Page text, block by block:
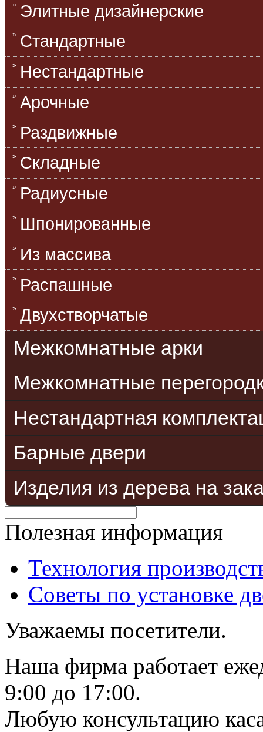
Элитные дизайнерские
Стандартные
Нестандартные
Арочные
Раздвижные
Складные
Радиусные
Шпонированные
Из массива
Распашные
Двухстворчатые
Межкомнатные арки
Межкомнатные
Нестандартная
Барные двери
Изделия из дерева на
Полезная информация
Технология
Советы по установке
Уважаемы посетители.
Наша фирма работает
9:00 до 17:00.
Любую консультацию